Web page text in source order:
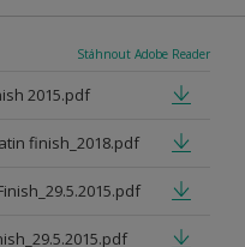
Stáhnout Adobe Reader
2015.pdf
finish_2018.pdf